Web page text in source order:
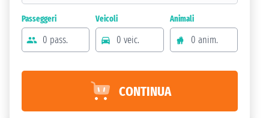
Passeggeri
0 pass.
Veicoli
0 veic.
Animali
0 anim.
CONTINUA